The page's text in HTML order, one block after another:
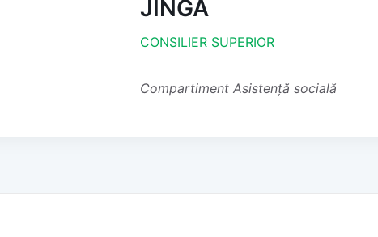
JINGA
CONSILIER SUPERIOR
Compartiment Asistență socială